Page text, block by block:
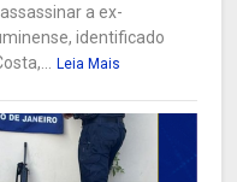
a ex-
identificado
Leia Mais